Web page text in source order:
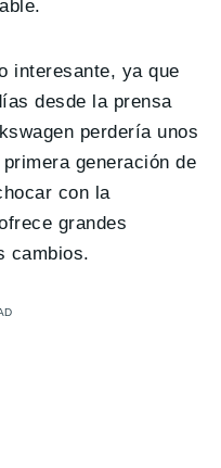
interesante, ya que
desde la prensa
perdería unos
generación de
con la
grandes
cambios.